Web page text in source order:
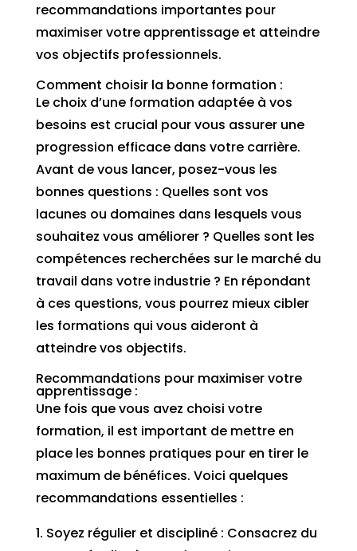
recommandations importantes pour
maximiser votre apprentissage et atteindre
vos objectifs professionnels.
Comment choisir la bonne formation :
Le choix d’une formation adaptée à vos
besoins est crucial pour vous assurer une
progression efficace dans votre carrière.
Avant de vous lancer, posez-vous les
bonnes questions : Quelles sont vos
lacunes ou domaines dans lesquels vous
souhaitez vous améliorer ? Quelles sont les
compétences recherchées sur le marché du
travail dans votre industrie ? En répondant
à ces questions, vous pourrez mieux cibler
les formations qui vous aideront à
atteindre vos objectifs.
Recommandations pour maximiser votre
apprentissage :
Une fois que vous avez choisi votre
formation, il est important de mettre en
place les bonnes pratiques pour en tirer le
maximum de bénéfices. Voici quelques
recommandations essentielles :
1. Soyez régulier et discipliné : Consacrez du